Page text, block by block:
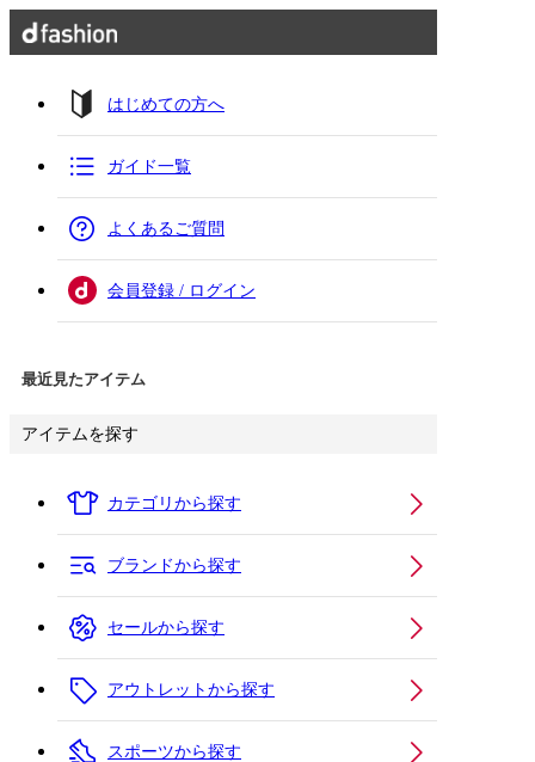
はじめての方へ
ガイド一覧
よくあるご質問
会員登録 / ログイン
最近見たアイテム
アイテムを探す
カテゴリから探す
ブランドから探す
セールから探す
アウトレットから探す
スポーツから探す